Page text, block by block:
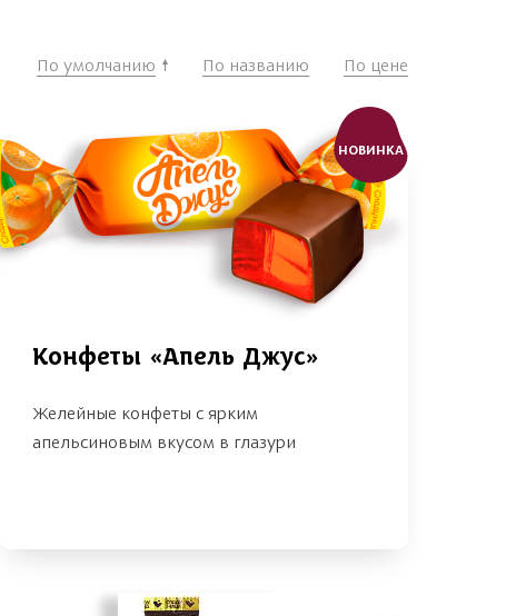
По умолчанию По названию По цене
НОВИНКА
Конфеты «Апель Джус»
Желейные конфеты с ярким
апельсиновым вкусом в глазури